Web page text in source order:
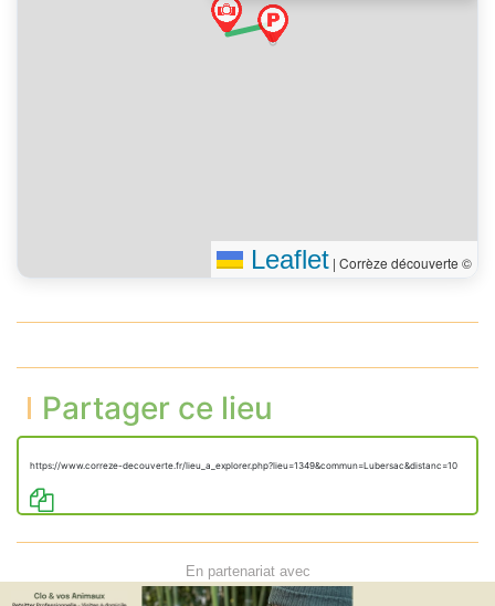
Leaflet | Corrèze découverte ©
Partager ce lieu
https://www.correze-decouverte.fr/lieu_a_explorer.php?lieu=1349&commun=Lubersac&distanc=10
En partenariat avec